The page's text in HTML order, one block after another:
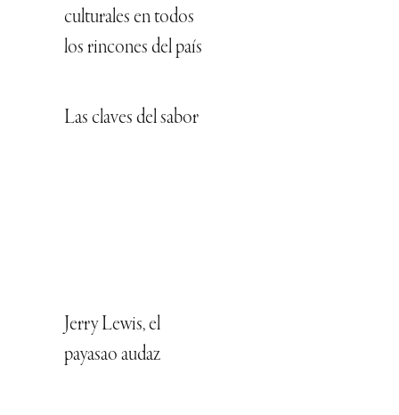
culturales en todos
los rincones del país
Las claves del sabor
Jerry Lewis, el
payasao audaz